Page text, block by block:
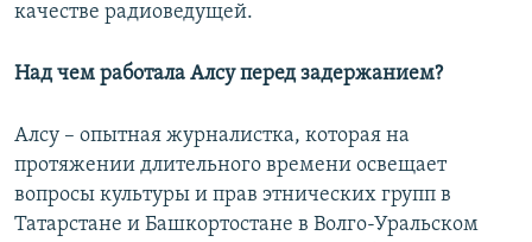
качестве радиоведущей.
Над чем работала Алсу перед задержанием?
Алсу – опытная журналистка, которая на
протяжении длительного времени освещает
вопросы культуры и прав этнических групп в
Татарстане и Башкортостане в Волго-Уральском